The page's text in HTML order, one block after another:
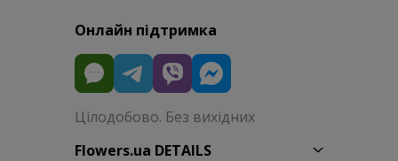
Онлайн підтримка
Цілодобово. Без вихідних
Flowers.ua DETAILS